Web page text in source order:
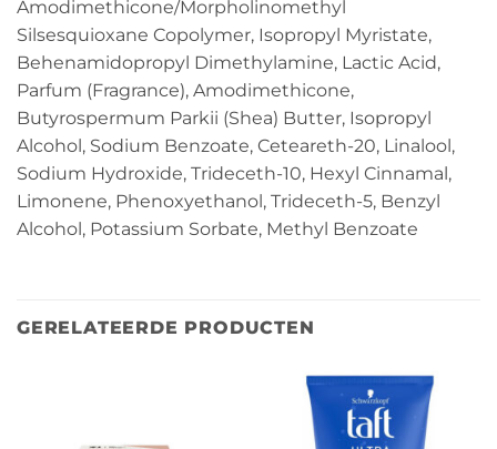
Amodimethicone/Morpholinomethyl
Silsesquioxane Copolymer, Isopropyl Myristate,
Behenamidopropyl Dimethylamine, Lactic Acid,
Parfum (Fragrance), Amodimethicone,
Butyrospermum Parkii (Shea) Butter, Isopropyl
Alcohol, Sodium Benzoate, Ceteareth-20, Linalool,
Sodium Hydroxide, Trideceth-10, Hexyl Cinnamal,
Limonene, Phenoxyethanol, Trideceth-5, Benzyl
Alcohol, Potassium Sorbate, Methyl Benzoate
GERELATEERDE PRODUCTEN